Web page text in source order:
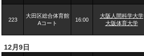
223
大田区総合体育館
Aコート
16:00
大阪人間科学大学
大阪体育大学
12月9日